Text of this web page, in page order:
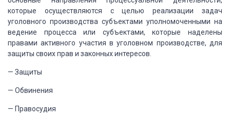
которые осуществляются с целью реализации задач
уголовного производства субъектами уполномоченными на
ведение процесса или субъектами, которые наделены
правами активного участия в уголовном производстве, для
защиты своих прав и законныхинтересов.
— Защиты
— Обвинения
— Правосудия